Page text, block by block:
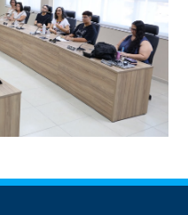
de Alagoas capacita
e servidores em recursos
aos Tribunais Superiores